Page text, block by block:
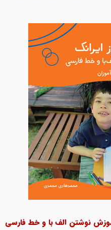
نوشتن الف با و خط فارسی